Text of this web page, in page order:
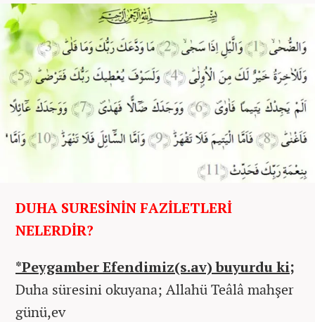
DUHA SURESİNİN FAZİLETLERİ
NELERDİR?
*Peygamber Efendimiz(s.av) buyurdu ki;
Duha süresini okuyana; Allahü Teâlâ mahşer
günü,ev